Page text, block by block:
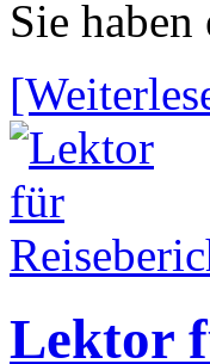
Sie
Lektor